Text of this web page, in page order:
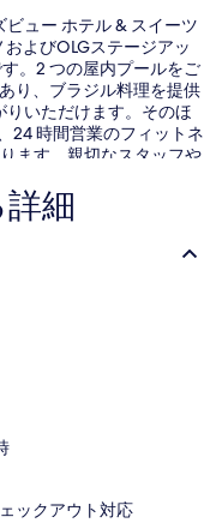
ュー ホテル & スイーツ
よびOLGステージアッ
。2 つの屋内プールをご
り、ブラジル料理を提供
りいただけます。そのほ
24 時間営業のフィットネ
ます。親切なスタッフや
細
ックアウト対応